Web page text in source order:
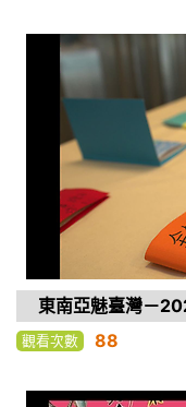
東南亞魅臺灣－
觀看次數 88